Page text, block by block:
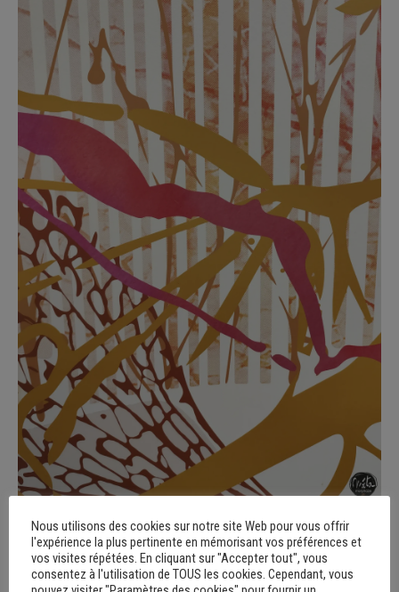
Nous utilisons des cookies sur notre site Web pour vous offrir
l'expérience la plus pertinente en mémorisant vos préférences et
vos visites répétées. En cliquant sur "Accepter tout", vous
consentez à l'utilisation de TOUS les cookies. Cependant, vous